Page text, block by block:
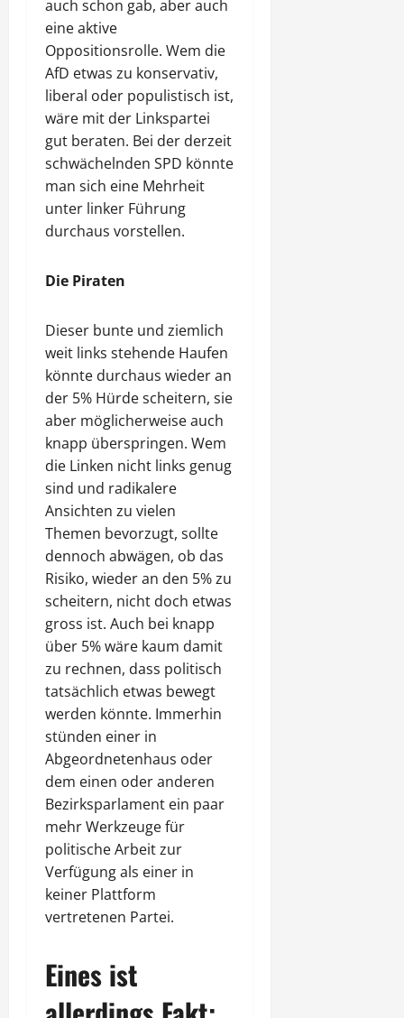
auch schon gab, aber auch
eine aktive
Oppositionsrolle. Wem die
AfD etwas zu konservativ,
liberal oder populistisch ist,
wäre mit der Linkspartei
gut beraten. Bei der derzeit
schwächelnden SPD könnte
man sich eine Mehrheit
unter linker Führung
durchaus vorstellen.
Die Piraten
Dieser bunte und ziemlich
weit links stehende Haufen
könnte durchaus wieder an
der 5% Hürde scheitern, sie
aber möglicherweise auch
knapp überspringen. Wem
die Linken nicht links genug
sind und radikalere
Ansichten zu vielen
Themen bevorzugt, sollte
dennoch abwägen, ob das
Risiko, wieder an den 5% zu
scheitern, nicht doch etwas
gross ist. Auch bei knapp
über 5% wäre kaum damit
zu rechnen, dass politisch
tatsächlich etwas bewegt
werden könnte. Immerhin
stünden einer in
Abgeordnetenhaus oder
dem einen oder anderen
Bezirksparlament ein paar
mehr Werkzeuge für
politische Arbeit zur
Verfügung als einer in
keiner Plattform
vertretenen Partei.
Eines ist